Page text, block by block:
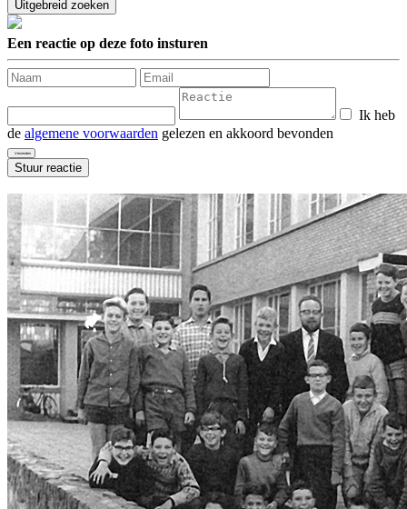
Een reactie op deze foto insturen
Ik heb
de algemene voorwaarden gelezen en akkoord bevonden